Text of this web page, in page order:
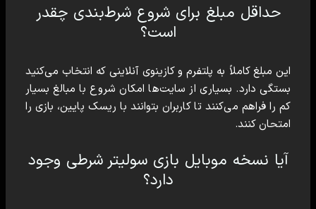
حداقل مبلغ برای شروع شرط‌بندی چقدر
است؟
این مبلغ کاملاً به پلتفرم و کازینوی آنلاینی که انتخاب می‌کنید
بستگی دارد. بسیاری از سایت‌ها امکان شروع با مبالغ بسیار
کم را فراهم می‌کنند تا کاربران بتوانند با ریسک پایین، بازی را
امتحان کنند.
آیا نسخه موبایل بازی سولیتر شرطی وجود
دارد؟